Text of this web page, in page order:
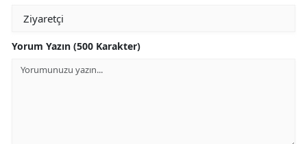
Yorum Yazın (500 Karakter)